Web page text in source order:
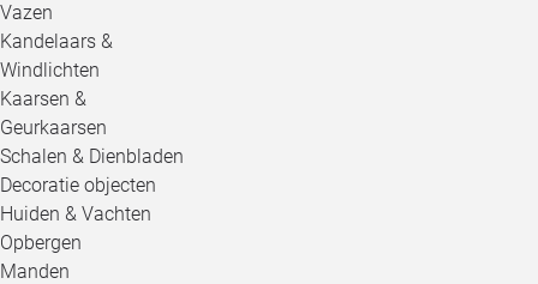
Vazen
Kandelaars &
Windlichten
Kaarsen &
Geurkaarsen
Schalen & Dienbladen
Decoratie objecten
Huiden & Vachten
Opbergen
Manden